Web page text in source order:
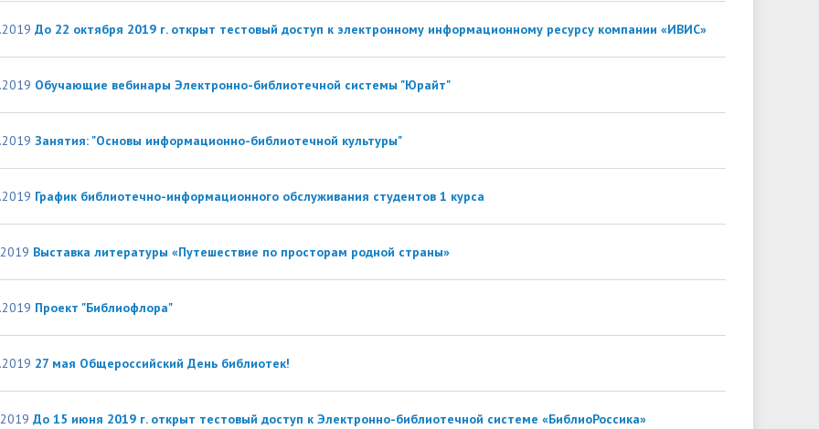
До 22 октября 2019 г. открыт тестовый доступ к электронному информационному ресурсу компании «ИВИС»
Обучающие вебинары Электронно-библиотечной системы "Юрайт"
Занятия: "Основы информационно-библиотечной культуры"
График библиотечно-информационного обслуживания студентов 1 курса
Выставка литературы «Путешествие по просторам родной страны»
Проект "Библиофлора"
27 мая Общероссийский День библиотек!
До 15 июня 2019 г. открыт тестовый доступ к Электронно-библиотечной системе «БиблиоРоссика»